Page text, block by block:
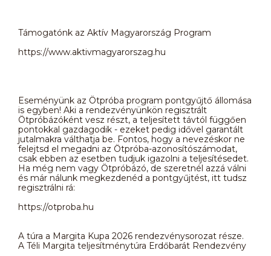
Támogatónk az Aktív Magyarország Program
https://www.aktivmagyarorszag.hu
Eseményünk az Ötpróba program pontgyűjtő állomása
is egyben! Aki a rendezvényünkön regisztrált
Ötpróbázóként vesz részt, a teljesített távtól függően
pontokkal gazdagodik - ezeket pedig idővel garantált
jutalmakra válthatja be. Fontos, hogy a nevezéskor ne
felejtsd el megadni az Ötpróba-azonosítószámodat,
csak ebben az esetben tudjuk igazolni a teljesítésedet.
Ha még nem vagy Ötpróbázó, de szeretnél azzá válni
és már nálunk megkezdenéd a pontgyűjtést, itt tudsz
regisztrálni rá:
https://otproba.hu
A túra a Margita Kupa 2026 rendezvénysorozat része.
A Téli Margita teljesítménytúra Erdőbarát Rendezvény